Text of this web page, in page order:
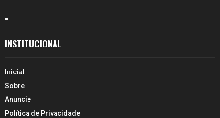
INSTITUCIONAL
Inicial
Sobre
Anuncie
Política de Privacidade